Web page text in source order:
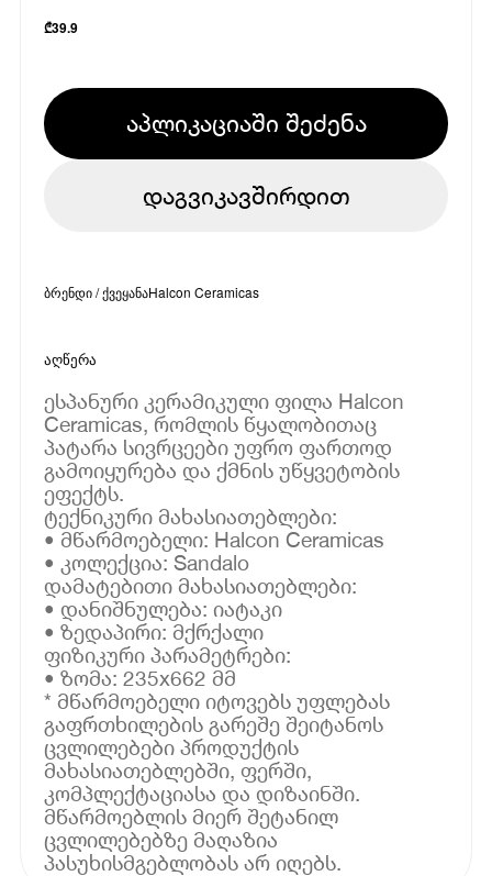
₾39.9
აპლიკაციაში შეძენა
დაგვიკავშირდით
ბრენდი / ქვეყანაHalcon Ceramicas
აღწერა
ესპანური კერამიკული ფილა Halcon
Ceramicas, რომლის წყალობითაც
პატარა სივრცეები უფრო ფართოდ
გამოიყურება და ქმნის უწყვეტობის
ეფექტს.
ტექნიკური მახასიათებლები:
• მწარმოებელი: Halcon Ceramicas
• კოლექცია: Sandalo
დამატებითი მახასიათებლები:
• დანიშნულება: იატაკი
• ზედაპირი: მქრქალი
ფიზიკური პარამეტრები:
• ზომა: 235x662 მმ
* მწარმოებელი იტოვებს უფლებას
გაფრთხილების გარეშე შეიტანოს
ცვლილებები პროდუქტის
მახასიათებლებში, ფერში,
კომპლექტაციასა და დიზაინში.
მწარმოებლის მიერ შეტანილ
ცვლილებებზე მაღაზია
პასუხისმგებლობას არ იღებს.